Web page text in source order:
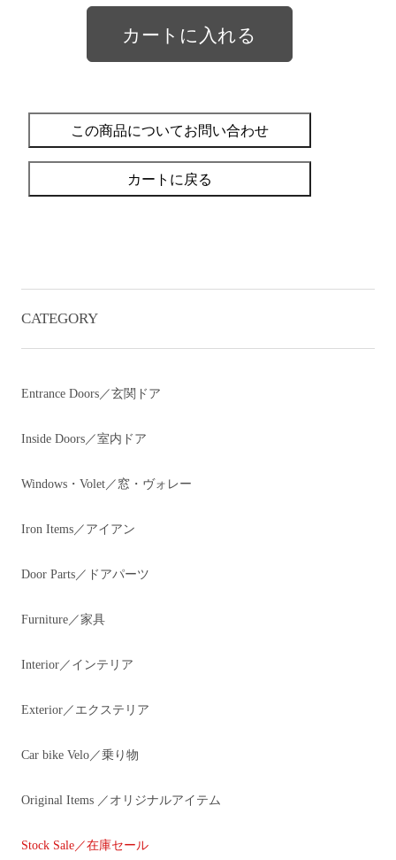
この商品についてお問い合わせ
カートに戻る
CATEGORY
Entrance Doors／玄関ドア
Inside Doors／室内ドア
Windows・Volet／窓・ヴォレー
Iron Items／アイアン
Door Parts／ドアパーツ
Furniture／家具
Interior／インテリア
Exterior／エクステリア
Car bike Velo／乗り物
Original Items ／オリジナルアイテム
Stock Sale／在庫セール